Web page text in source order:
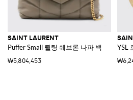
SAINT LAURENT
Puffer Small 퀼팅 쉐브론 나파 백
₩5,804,453
YSL